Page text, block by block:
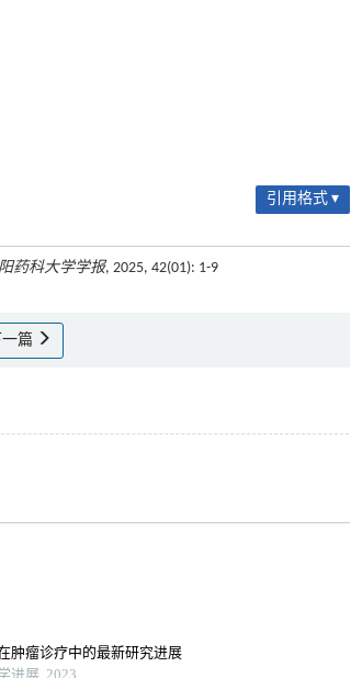
引用格式 ▾
药科大学学报, 2025, 42(01): 1-9
一篇